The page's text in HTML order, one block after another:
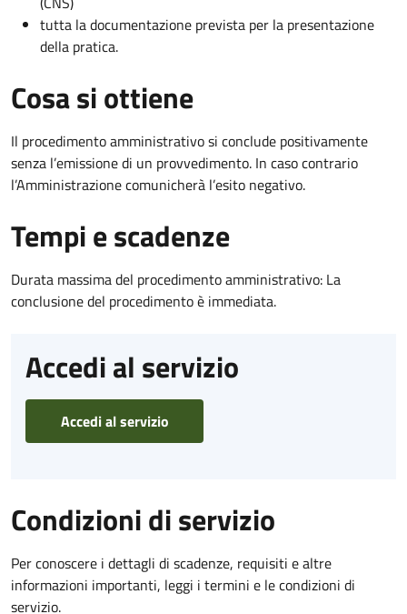
tutta la documentazione prevista per la presentazione
della pratica.
Cosa si ottiene
Il procedimento amministrativo si conclude positivamente
senza l’emissione di un provvedimento. In caso contrario
l’Amministrazione comunicherà l’esito negativo.
Tempi e scadenze
Durata massima del procedimento amministrativo: La
conclusione del procedimento è immediata.
Accedi al servizio
Accedi al servizio
Condizioni di servizio
Per conoscere i dettagli di scadenze, requisiti e altre
informazioni importanti, leggi i termini e le condizioni di
servizio.